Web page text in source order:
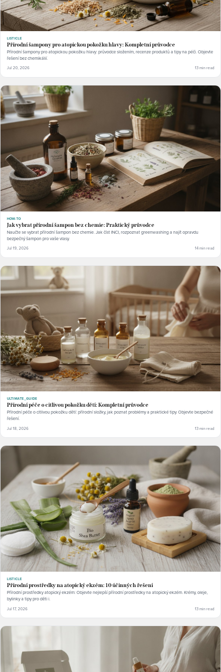
LISTICLE
Přírodní šampony pro atopickou pokožku hlavy: Kompletní průvodce
Přírodní šampony pro atopickou pokožku hlavy: průvodce složením, recenze produktů a tipy na péči. Objevte
řešení bez chemikálií.
Jul 20, 2026 13 min read
HOW-TO
Jak vybrat přírodní šampon bez chemie: Praktický průvodce
Naučte se vybrat přírodní šampon bez chemie. Jak číst INCI, rozpoznat greenwashing a najít opravdu
bezpečný šampon pro vaše vlasy.
Jul 19, 2026 14 min read
ULTIMATE_GUIDE
Přírodní péče o citlivou pokožku dětí: Kompletní průvodce
Přírodní péče o citlivou pokožku dětí: přírodní složky, jak poznat problémy a praktické tipy. Objevte bezpečné
řešení.
Jul 18, 2026 13 min read
LISTICLE
Přírodní prostředky na atopický ekzém: 10 účinných řešení
Přírodní prostředky atopický ekzém: Objevte nejlepší přírodní prostředky na atopický ekzém. Krémy, oleje,
bylinky a tipy pro děti i.
Jul 17, 2026 13 min read